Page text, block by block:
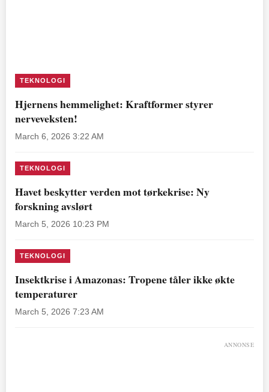
TEKNOLOGI
Hjernens hemmelighet: Kraftformer styrer
nerveveksten!
March 6, 2026 3:22 AM
TEKNOLOGI
Havet beskytter verden mot tørkekrise: Ny
forskning avslørt
March 5, 2026 10:23 PM
TEKNOLOGI
Insektkrise i Amazonas: Tropene tåler ikke økte
temperaturer
March 5, 2026 7:23 AM
ANNONSE